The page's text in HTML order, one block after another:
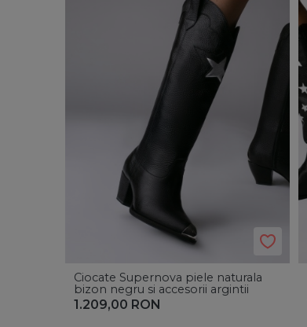
Ciocate Supernova piele naturala
bizon negru si accesorii argintii
1.209,00 RON